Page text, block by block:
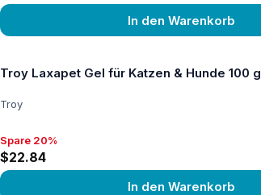
In den Warenkorb
Troy Laxapet Gel für Katzen & Hunde 100 g
Troy
Spare 20%, $22.84
Spare 20%
$22.84
In den Warenkorb